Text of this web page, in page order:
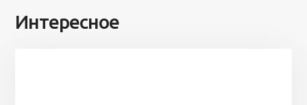
Интересное